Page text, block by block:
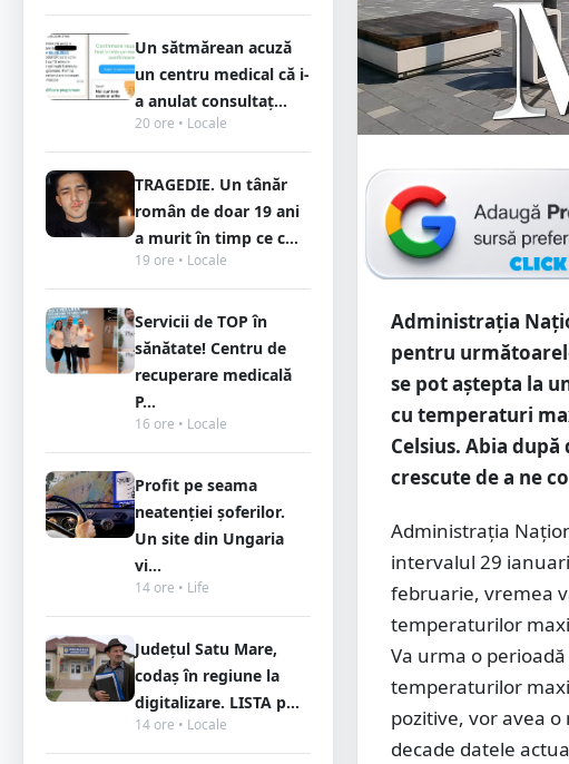
Un sătmărean acuză
un centru medical că i-
a anulat consultaț...
20 ore • Locale
TRAGEDIE. Un tânăr
român de doar 19 ani
a murit în timp ce c...
19 ore • Locale
Servicii de TOP în
sănătate! Centru de
recuperare medicală
P...
16 ore • Locale
Profit pe seama
neatenției șoferilor.
Un site din Ungaria
vi...
14 ore • Life
Județul Satu Mare,
codaș în regiune la
digitalizare. LISTA p...
14 ore • Locale
Administrația
pentru
se pot aștepta la
cu temperaturi
Celsius. Abia
crescute de a ne
Administrația
intervalul 29
februarie, vremea
temperaturilor
Va urma o
temperaturilor
pozitive, vor avea
decade datele